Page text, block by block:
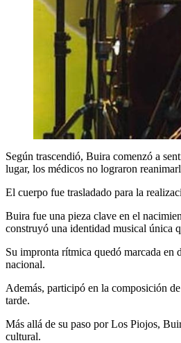
Según trascendió, Buira comenzó a
lugar, los médicos no lograron
El cuerpo fue trasladado para la
Buira fue una pieza clave en el
construyó una identidad musical única
Su impronta rítmica quedó marcada en
nacional.
Además, participó en la composición
tarde.
Más allá de su paso por Los Piojos,
cultural.